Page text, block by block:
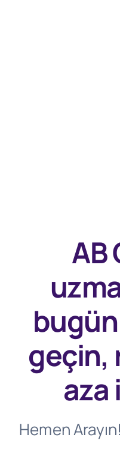
AB
bugün
geçin,
aza
Hemen Arayın!